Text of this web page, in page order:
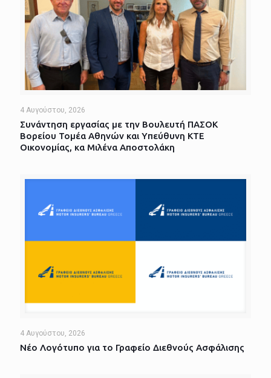
4 Αυγούστου, 2026
Συνάντηση εργασίας με την Βουλευτή ΠΑΣΟΚ
Βορείου Τομέα Αθηνών και Υπεύθυνη ΚΤΕ
Οικονομίας, κα Μιλένα Αποστολάκη
4 Αυγούστου, 2026
Νέο Λογότυπο για το Γραφείο Διεθνούς Ασφάλισης